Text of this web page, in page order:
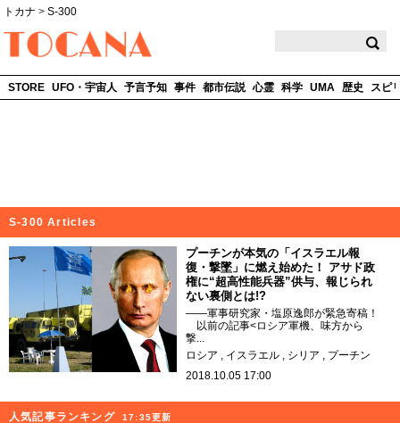
トカナ > S-300
STORE UFO・宇宙人 予言予知 事件 都市伝説 心霊 科学 UMA 歴史 スピ
S-300 Articles
プーチンが本気の「イスラエル報
復・撃墜」に燃え始めた！ アサド政
権に“超高性能兵器”供与、報じられ
ない裏側とは!?
――軍事研究家・塩原逸郎が緊急寄稿！
以前の記事<ロシア軍機、味方から
撃...
ロシア
イスラエル シリア
プーチン
2018.10.05 17:00
人気記事ランキング 17:35更新